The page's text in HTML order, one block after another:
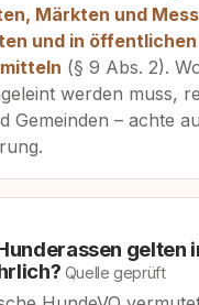
Märkten und
und in öffentlichen
(§ 9 Abs. 2).
werden muss,
Gemeinden – achte
gelten
Quelle geprüft